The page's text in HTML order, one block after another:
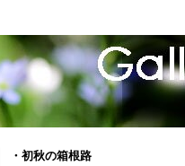
・初秋の箱根路